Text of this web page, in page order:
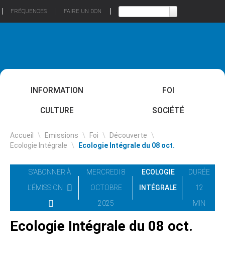
FRÉQUENCES FAIRE UN DON
INFORMATION FOI
CULTURE SOCIÉTÉ
Accueil \ Emissions \ Foi \ Découverte \
Ecologie Intégrale \ Ecologie Intégrale du 08 oct.
S'ABONNER À
L'ÉMISSION
MERCREDI 8
OCTOBRE
2025
ECOLOGIE
INTÉGRALE
DURÉE
12
MIN
Ecologie Intégrale du 08 oct.